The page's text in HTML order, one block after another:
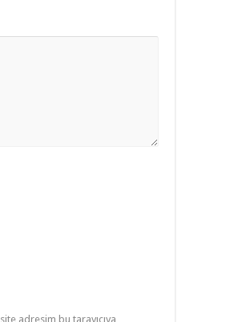
adresim bu tarayıcıya